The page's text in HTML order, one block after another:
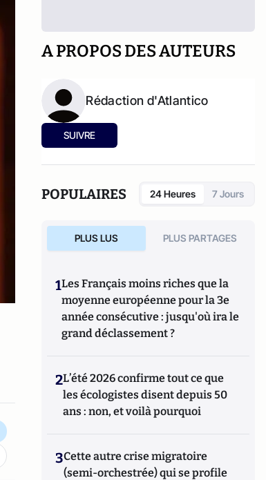
A PROPOS DES AUTEURS
Rédaction d'Atlantico
SUIVRE
POPULAIRES 24 Heures 7 Jours
PLUS LUS PLUS PARTAGES
1Les Français moins riches que la
moyenne européenne pour la 3e
année consécutive : jusqu'où ira le
grand déclassement ?
2L’été 2026 confirme tout ce que
les écologistes disent depuis 50
ans : non, et voilà pourquoi
3Cette autre crise migratoire
(semi-orchestrée) qui se profile